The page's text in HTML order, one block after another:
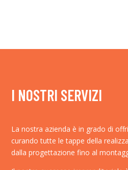
I NOSTRI SERVIZI
La nostra azienda è in grado di
curando tutte le tappe della
dalla progettazione fino al